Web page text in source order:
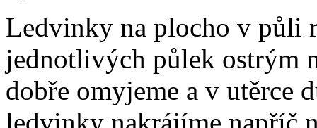
Ledvinky na plocho v půli
jednotlivých půlek ostrým
dobře omyjeme a v utěrce
ledvinky nakrájíme napříč